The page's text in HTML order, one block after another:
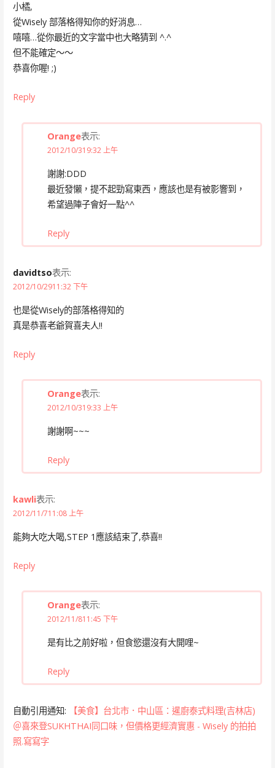
小橘,
從Wisely 部落格得知你的好消息…
嘻嘻…從你最近的文字當中也大略猜到 ^.^
但不能確定～～
恭喜你喔! ;)
Reply
Orange表示:
2012/10/319:32 上午
謝謝:DDD
最近發懶，提不起勁寫東西，應該也是有被影響到，
希望過陣子會好一點^^
Reply
davidtso表示:
2012/10/2911:32 下午
也是從Wisely的部落格得知的
真是恭喜老爺賀喜夫人!!
Reply
Orange表示:
2012/10/319:33 上午
謝謝啊~~~
Reply
kawli表示:
2012/11/711:08 上午
能夠大吃大喝,STEP 1應該結束了,恭喜!!
Reply
Orange表示:
2012/11/811:45 下午
是有比之前好啦，但食慾還沒有大開哩~
Reply
自動引用通知:
【美食】台北市．中山區：暹廚泰式料理(吉林店)
＠喜來登SUKHTHAI同口味，但價格更經濟實惠 - Wisely 的拍拍
照.寫寫字